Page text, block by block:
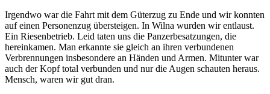
Irgendwo war die Fahrt mit dem Güterzug zu Ende und wir konnten
auf einen Personenzug übersteigen. In Wilna wurden wir entlaust.
Ein Riesenbetrieb. Leid taten uns die Panzerbesatzungen, die
hereinkamen. Man erkannte sie gleich an ihren verbundenen
Verbrennungen insbesondere an Händen und Armen. Mitunter war
auch der Kopf total verbunden und nur die Augen schauten heraus.
Mensch, waren wir gut dran.